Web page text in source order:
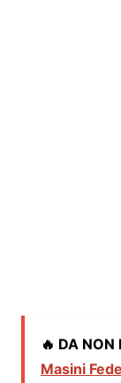
🔥 DA NON
Masini